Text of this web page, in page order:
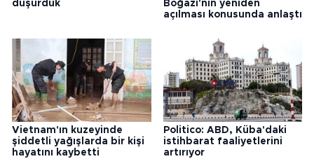
düşürdük
Boğazı'nın yeniden
açılması konusunda anlaştı
Vietnam'ın kuzeyinde
şiddetli yağışlarda bir kişi
hayatını kaybetti
Politico: ABD, Küba'daki
istihbarat faaliyetlerini
artırıyor